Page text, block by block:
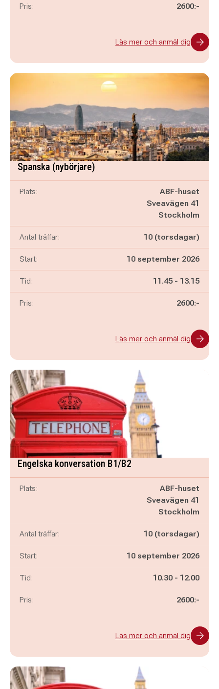
Pris: 2600:-
Läs mer och anmäl dig
Spanska (nybörjare)
Plats:
ABF-huset
Sveavägen 41
Stockholm
Antal träffar: 10 (torsdagar)
Start: 10 september 2026
Tid: Pågår mellan
11.45 - och
13.15
Pris: 2600:-
Läs mer och anmäl dig
Engelska konversation B1/B2
Plats:
ABF-huset
Sveavägen 41
Stockholm
Antal träffar: 10 (torsdagar)
Start: 10 september 2026
Tid: Pågår mellan
10.30 - och
12.00
Pris: 2600:-
Läs mer och anmäl dig